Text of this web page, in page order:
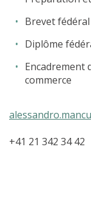
L’école
Formations
Brevet
Diplôme
Encadrement
commerce
+41 21 342 34 42